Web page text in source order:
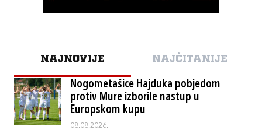
NAJNOVIJE NAJČITANIJE
Nogometašice Hajduka pobjedom
protiv Mure izborile nastup u
Europskom kupu
08.08.2026.